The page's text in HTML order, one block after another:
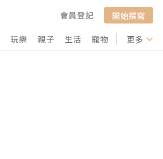
會員登記
開始撰寫
玩樂 親子 生活 寵物 行山 打卡
更多